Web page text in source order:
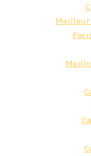
Meilleur